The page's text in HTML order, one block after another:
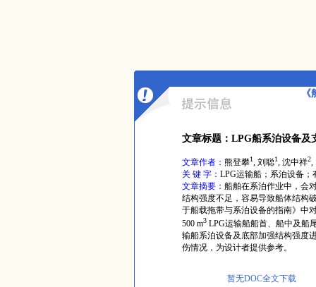
文章标题：LPG船系泊设备及
文章作者： 熊登攀1, 刘聪1, 沈中祥2,
关 键 字： LPG运输船；系泊设备；
文章摘要： 船舶在系泊作业中，会
结构强度不足，容易导致船体结构
于船载拖带与系泊设备的指南》中
500 m3 LPG运输船船首、船中及船
输船系泊设备及底部加强结构强度
伤情况，为设计者提供参考。
暂无DOC全文下载